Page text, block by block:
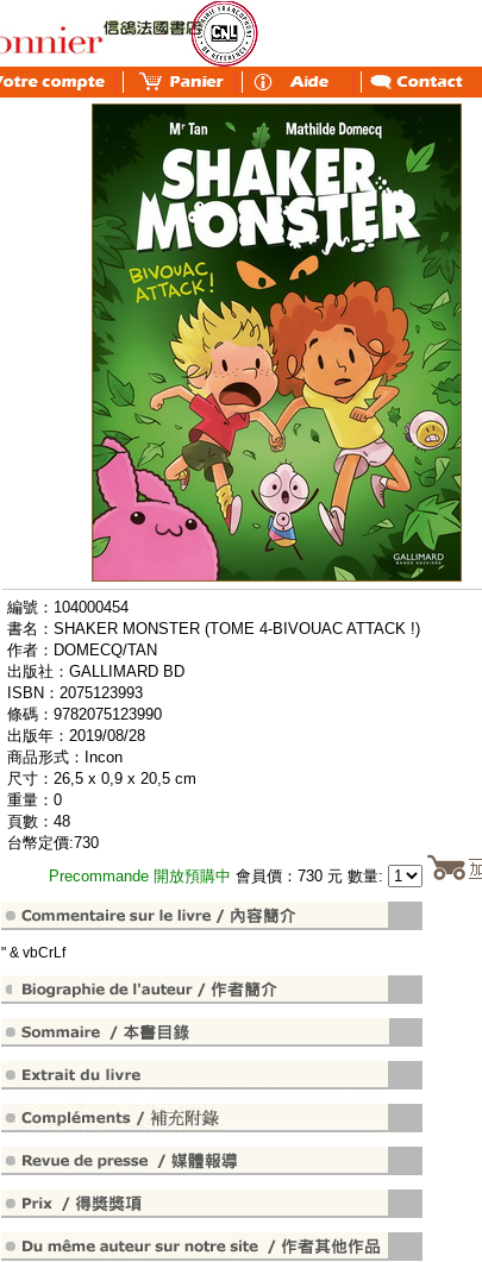
編號：104000454
書名：SHAKER MONSTER (TOME 4-BIVOUAC ATTACK !)
作者：DOMECQ/TAN
出版社：GALLIMARD BD
ISBN：2075123993
條碼：9782075123990
出版年：2019/08/28
商品形式：Incon
尺寸：26,5 x 0,9 x 20,5 cm
重量：0
頁數：48
台幣定價:730
Precommande 開放預購中 會員價：730 元 數量:
" & vbCrLf